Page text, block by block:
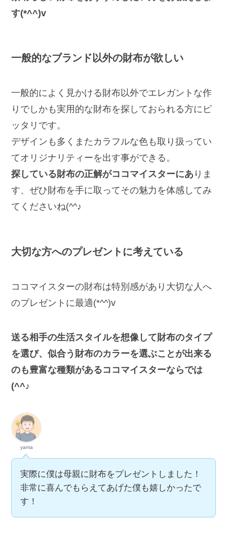
す(*^^)v
一般的なブランド以外の財布が欲しい
一般的によく見かける財布以外でエレガントな作
りでしかも実用的な財布を探しておられる方にピ
ッタリです。
デザインも多くまたカラフルな色も取り扱ってい
てオリジナリティーを出す事ができる。
探している財布の正解がココマイスターにあ りま
す、ぜひ財布を手に取ってその魅力を体感してみ
てくださいね(^^♪
大切な方へのプレゼントに考えている
ココマイスターの財布は特別感があり大切な人へ
のプレゼントに最適(*^^)v
送る相手の生活スタイルを想像して財布のタイプ
を選び、似合う財布のカラーを選ぶことが出来る
のも豊富な種類があるココマイスターならでは
(^^♪
yama
実際に僕は母親に財布をプレゼントしました！
非常に喜んでもらえてあげた僕も嬉しかったで
す！